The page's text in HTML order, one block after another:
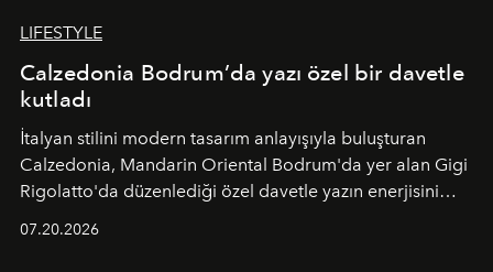
LIFESTYLE
Calzedonia Bodrum’da yazı özel bir davetle
kutladı
İtalyan stilini modern tasarım anlayışıyla buluşturan
Calzedonia, Mandarin Oriental Bodrum'da yer alan Gigi
Rigolatto'da düzenlediği özel davetle yazın enerjisini
07.20.2026